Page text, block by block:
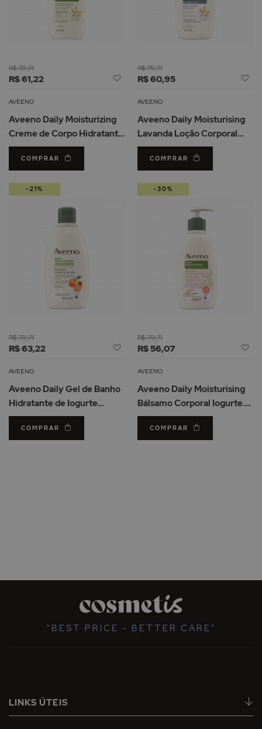
R$ 61,22
R$ 79,71
Adicionar
Lista
Desejos
AVEENO
Aveeno Daily Moisturizing
Creme de Corpo Hidratante
300ml
COMPRAR
R$ 60,95
R$ 79,71
AVEENO
Aveeno Daily Moisturising
Lavanda Loção Corporal
Hidratante 300ml
COMPRAR
R$ 63,22
R$ 79,71
Adicionar
Lista
Desejos
AVEENO
Aveeno Daily Gel de Banho
Hidratante de Iogurte
Damasco e Mel 300ml
COMPRAR
-21%
R$ 56,07
R$ 79,71
AVEENO
Aveeno Daily Moisturising
Bálsamo Corporal Iogurte.
Damasco e Mel 300ml
COMPRAR
-30%
"BEST PRICE - BETTER CARE"
LINKS ÚTEIS